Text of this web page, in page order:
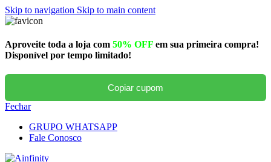
Skip to navigation Skip to main content
Aproveite toda a loja com 50% OFF em sua primeira compra!
Disponível por tempo limitado!
Copiar cupom
Fechar
GRUPO WHATSAPP
Fale Conosco